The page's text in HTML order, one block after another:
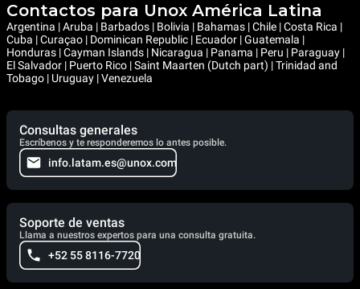
Contactos para Unox América Latina
Argentina | Aruba | Barbados | Bolivia | Bahamas | Chile | Costa Rica |
Cuba | Curaçao | Dominican Republic | Ecuador | Guatemala |
Honduras | Cayman Islands | Nicaragua | Panama | Peru | Paraguay |
El Salvador | Puerto Rico | Saint Maarten (Dutch part) | Trinidad and
Tobago | Uruguay | Venezuela
Consultas generales
Escríbenos y te responderemos lo antes posible.
info.latam.es@unox.com
Soporte de ventas
Llama a nuestros expertos para una consulta gratuita.
+52 55 8116-7720